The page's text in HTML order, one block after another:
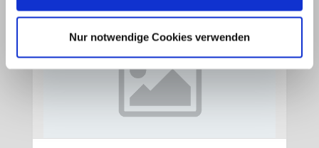
Nur notwendige Cookies verwenden